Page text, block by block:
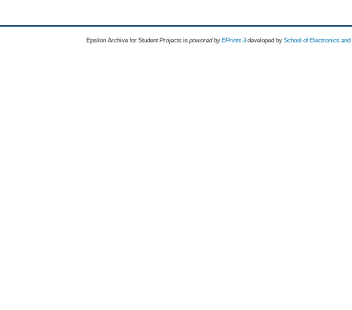
Epsilon Archive for Student Projects is powored byEPrints 3 developed by School of Electronics